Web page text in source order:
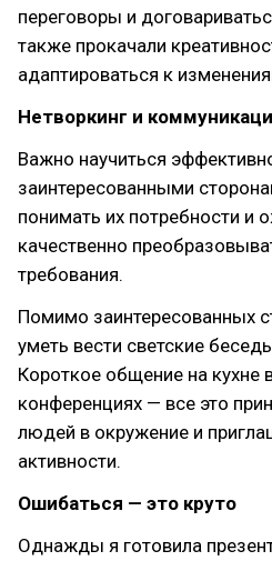
переговоры и
также прокачали
адаптироваться к
Нетворкинг и
Важно научиться
заинтересованными
понимать их потребности и
качественно
требования.
Помимо заинтересованных
уметь вести светские
Короткое общение на кухне
конференциях — все это
людей в окружение и
активности.
Ошибаться — это круто
Однажды я готовила